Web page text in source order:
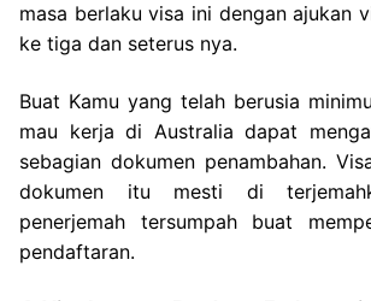
masa berlaku visa ini dengan ajukan
ke tiga dan seterus nya.
Buat Kamu yang telah berusia
mau kerja di Australia dapat
sebagian dokumen penambahan.
dokumen itu mesti di
penerjemah tersumpah buat
pendaftaran.